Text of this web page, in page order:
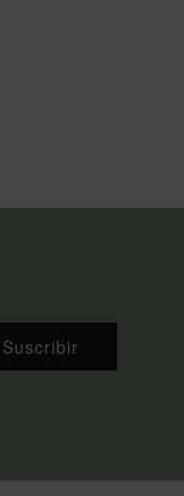
Suscribir